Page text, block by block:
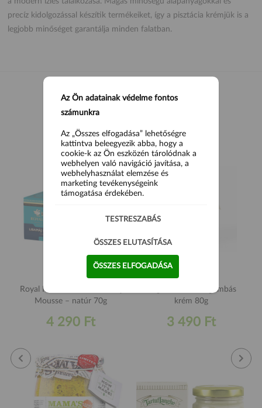
precíz kidolgozással készítik termékeiket, így a pisztácia krémjük is a
legjobb minőséget garantálja minden falatban.
Royal Paté Prémium Libamáj
Mousse – natúr 70g
4 290 Ft
Angiolina Szarvasgombás
krém 80g
3 490 Ft
Az Ön adatainak védelme fontos
számunkra
Az „Összes elfogadása” lehetőségre
kattintva beleegyezik abba, hogy a
cookie-k az Ön eszközén tárolódnak a
webhelyen való navigáció javítása, a
webhelyhasználat elemzése és
marketing tevékenységeink
támogatása érdekében.
TESTRESZABÁS
ÖSSZES ELUTASÍTÁSA
ÖSSZES ELFOGADÁSA